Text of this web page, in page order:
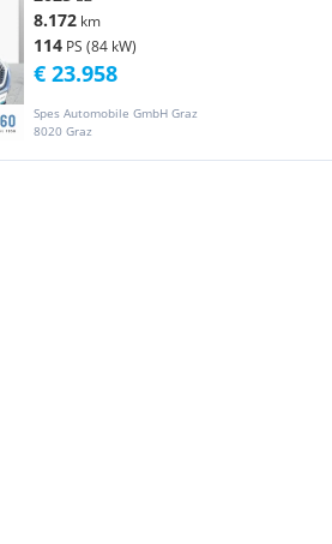
8.172 km
114 PS (84 kW)
Spes Automobile GmbH Graz
8020 Graz
€ 23.958